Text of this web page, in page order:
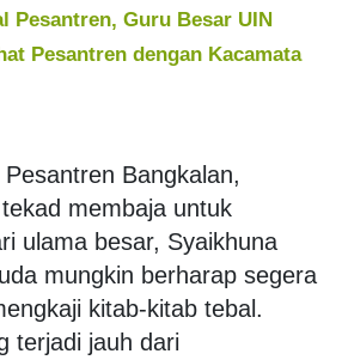
Pesantren, Guru Besar UIN
Pesantren dengan Kacamata
Bangkalan,
membaja untuk
ulama besar, Syaikhuna
mungkin berharap segera
kitab-kitab tebal.
terjadi jauh dari